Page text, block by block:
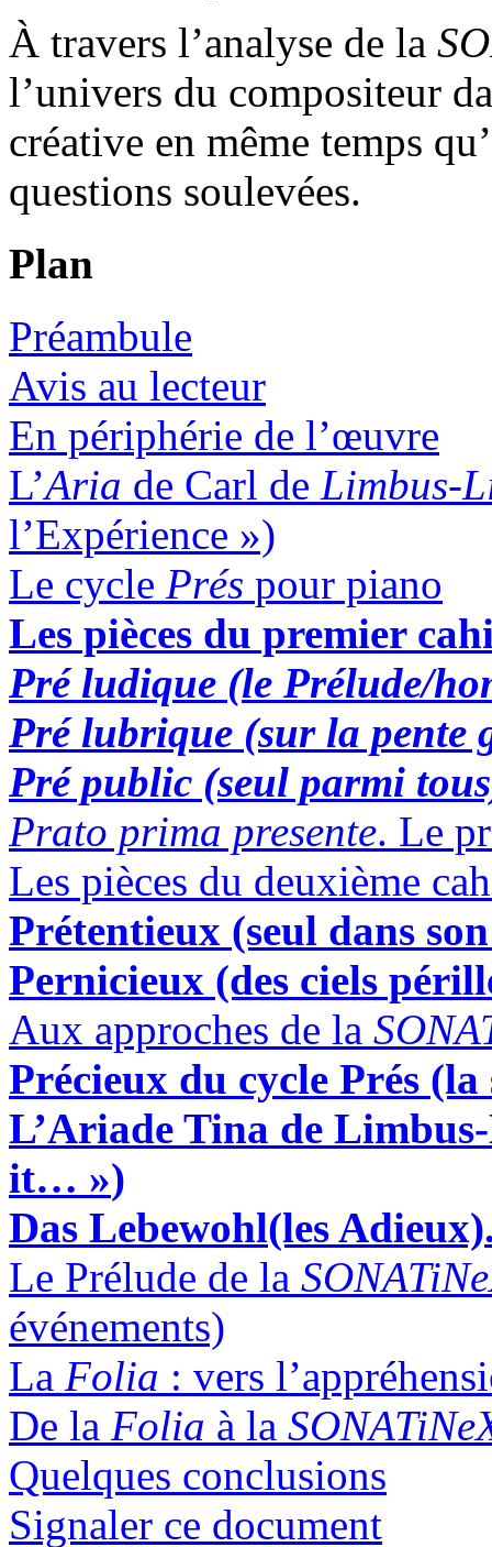
À travers l’analyse de la
l’univers du compositeur
créative en même temps
questions soulevées.
Plan
Préambule
Avis au lecteur
En périphérie de l’œuvre
L’Aria de Carl de Limbus-
l’Expérience »)
Le cycle Prés pour piano
Les pièces du premier
Pré ludique (le Prélude/
Pré lubrique (sur la pente
Pré public (seul parmi
Prato prima presente. Le
Les pièces du deuxième
Prétentieux (seul dans
Pernicieux (des ciels
Aux approches de la
Précieux du cycle Prés (la
L’Ariade Tina de
it… »)
Das Lebewohl(les
Le Prélude de la
événements)
La Folia : vers
De la Folia à la
Quelques conclusions
Signaler ce document